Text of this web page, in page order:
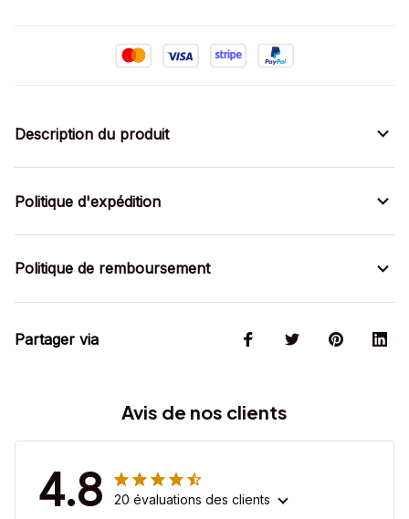
Description du produit
Politique d'expédition
Politique de remboursement
Partager via
Avis de nos clients
4.8 20 évaluations des clients